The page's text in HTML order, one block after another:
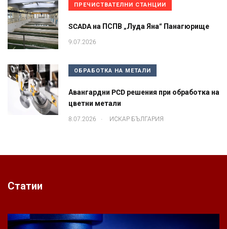
ПРЕЧИСТВАТЕЛНИ СТАНЦИИ
SCADA на ПСПВ „Луда Яна“ Панагюрище
9.07.2026
ОБРАБОТКА НА МЕТАЛИ
Авангардни PCD решения при обработка на
цветни метали
8.07.2026 . ИСКАР БЪЛГАРИЯ
Статии